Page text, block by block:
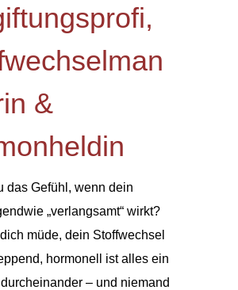
&
das Gefühl, wenn dein
„verlangsamt“ wirkt?
müde, dein Stoffwechsel
hormonell ist alles ein
– und niemand